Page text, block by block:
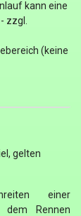
kann eine
zzgl.
(keine
gelten
einer
Rennen